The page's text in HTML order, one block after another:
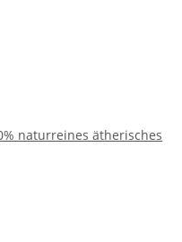
naturreines ätherisches